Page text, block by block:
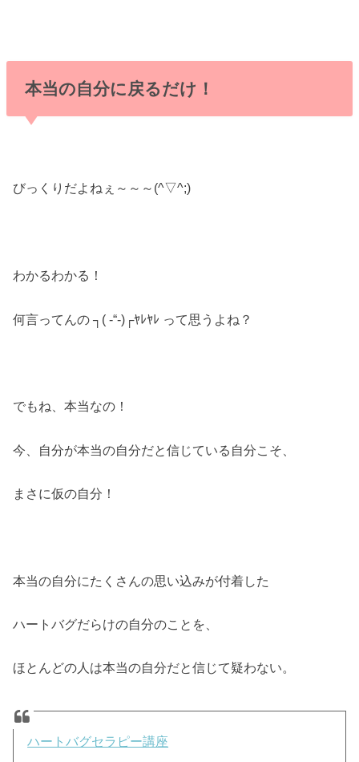
本当の自分に戻るだけ！
びっくりだよねぇ～～～(^▽^;)
わかるわかる！
何言ってんの ┐( -“-)┌ﾔﾚﾔﾚ って思うよね？
でもね、本当なの！
今、自分が本当の自分だと信じている自分こそ、
まさに仮の自分！
本当の自分にたくさんの思い込みが付着した
ハートバグだらけの自分のことを、
ほとんどの人は本当の自分だと信じて疑わない。
ハートバグセラピー講座